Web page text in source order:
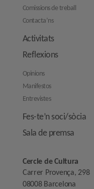
Comissions de treball
Contacta’ns
Activitats
Reflexions
Opinions
Manifestos
Entrevistes
Fes-te’n soci/sòcia
Sala de premsa
Cercle de Cultura
Carrer Provença, 298
08008 Barcelona